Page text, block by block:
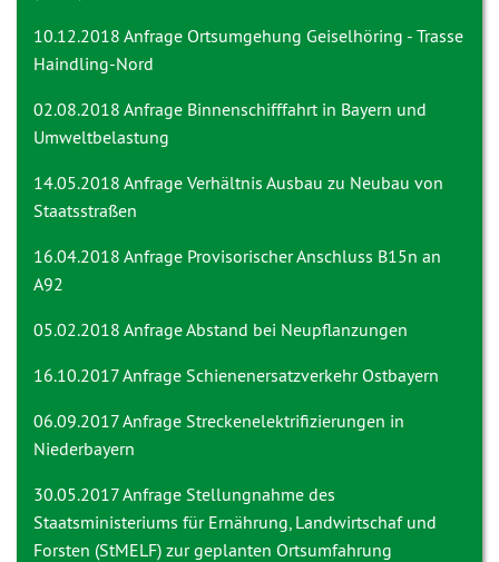
10.12.2018 Anfrage Ortsumgehung Geiselhöring - Trasse
Haindling-Nord
02.08.2018 Anfrage Binnenschifffahrt in Bayern und
Umweltbelastung
14.05.2018 Anfrage Verhältnis Ausbau zu Neubau von
Staatsstraßen
16.04.2018 Anfrage Provisorischer Anschluss B15n an
A92
05.02.2018 AnfrageAbstand bei Neupflanzungen
16.10.2017 Anfrage Schienenersatzverkehr Ostbayern
06.09.2017 Anfrage Streckenelektrifizierungen in
Niederbayern
30.05.2017 Anfrage Stellungnahme des
Staatsministeriums für Ernährung, Landwirtschaf und
Forsten (StMELF) zur geplanten Ortsumfahrung